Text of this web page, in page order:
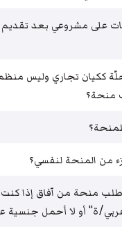
على مشروعي بعد تقديم
ككيان تجاري وليس
منحة؟
المنحة لنفسي؟
منحة من آفاق إذا
ة" أو لا أحمل جنسية